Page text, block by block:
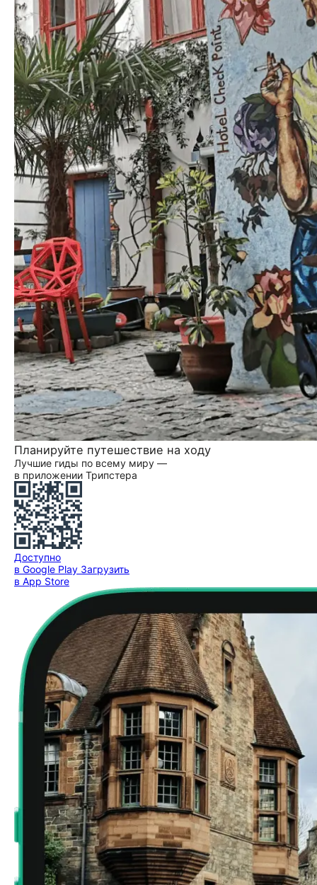
Планируйте путешествие на ходу
Лучшие гиды по всему миру —
в приложении Трипстера
Доступно
в Google Play Загрузить
в App Store